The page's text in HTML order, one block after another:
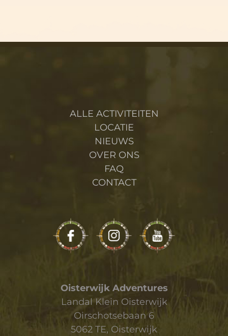
ALLE ACTIVITEITEN
LOCATIE
NIEUWS
OVER ONS
FAQ
CONTACT
Oisterwijk Adventures
Landal Klein Oisterwijk
Oirschotsebaan 6
5062 TE, Oisterwijk